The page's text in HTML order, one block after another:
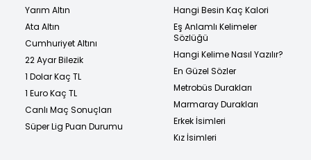
Yarım Altın
Ata Altın
Cumhuriyet Altını
22 Ayar Bilezik
1 Dolar Kaç TL
1 Euro Kaç TL
Canlı Maç Sonuçları
Süper Lig Puan Durumu
Hangi Besin Kaç Kalori
Eş Anlamlı Kelimeler
Sözlüğü
Hangi Kelime Nasıl Yazılır?
En Güzel Sözler
Metrobüs Durakları
Marmaray Durakları
Erkek İsimleri
Kız İsimleri